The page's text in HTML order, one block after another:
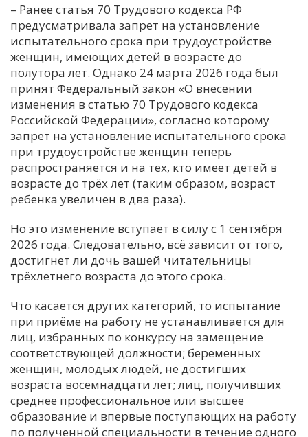
– Ранее статья 70 Трудового кодекса РФ
предусматривала запрет на установление
испытательного срока при трудоустройстве
женщин, имеющих детей в возрасте до
полутора лет. Однако 24 марта 2026 года был
принят Федеральный закон «О внесении
изменения в статью 70 Трудового кодекса
Российской Федерации», согласно которому
запрет на установление испытательного срока
при трудоустройстве женщин теперь
распространяется и на тех, кто имеет детей в
возрасте до трёх лет (таким образом, возраст
ребенка увеличен в два раза).
Но это изменение вступает в силу с 1 сентября
2026 года. Следовательно, всё зависит от того,
достигнет ли дочь вашей читательницы
трёхлетнего возраста до этого срока.
Что касается других категорий, то испытание
при приёме на работу не устанавливается для
лиц, избранных по конкурсу на замещение
соответствующей должности; беременных
женщин, молодых людей, не достигших
возраста восемнадцати лет; лиц, получивших
среднее профессиональное или высшее
образование и впервые поступающих на работу
по полученной специальности в течение одного